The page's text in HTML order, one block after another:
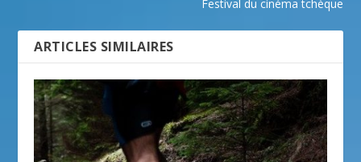
Festival du cinéma tchèque
ARTICLES SIMILAIRES